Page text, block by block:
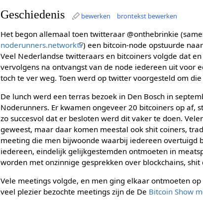
Geschiedenis bewerken brontekst bewerken
Het begon allemaal toen twitteraar @onthebrinkie
noderunners.network
) een bitcoin-node opstuurde
Veel Nederlandse twitteraars en bitcoiners volgde dat
vervolgens na ontvangst van de node iedereen uit voor
toch te ver weg. Toen werd op twitter voorgesteld om
De lunch werd een terras bezoek in Den Bosch in
Noderunners. Er kwamen ongeveer 20 bitcoiners op af,
zo succesvol dat er besloten werd dit vaker te doen.
geweest, maar daar komen meestal ook shit coiners,
meeting die men bijwoonde waarbij iedereen overtuigd
iedereen, eindelijk gelijkgestemden ontmoeten in
worden met onzinnige gesprekken over blockchains,
Vele meetings volgde, en men ging elkaar ontmoeten
veel plezier bezochte meetings zijn de De Bitcoin Show